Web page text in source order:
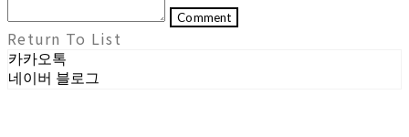
Comment
Return To List
카카오톡
네이버 블로그